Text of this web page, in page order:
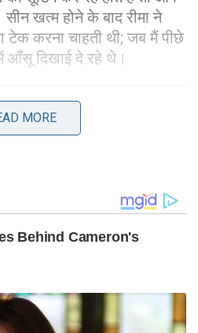
सीन खत्म होने के बाद रीमा ने
टेक करना चाहती थी; जब मैं पीछे
आँसू दिखाई दे रहे थे।
MORE